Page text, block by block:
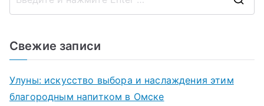
Свежие записи
Улуны: искусство выбора и наслаждения этим
благородным напитком в Омске